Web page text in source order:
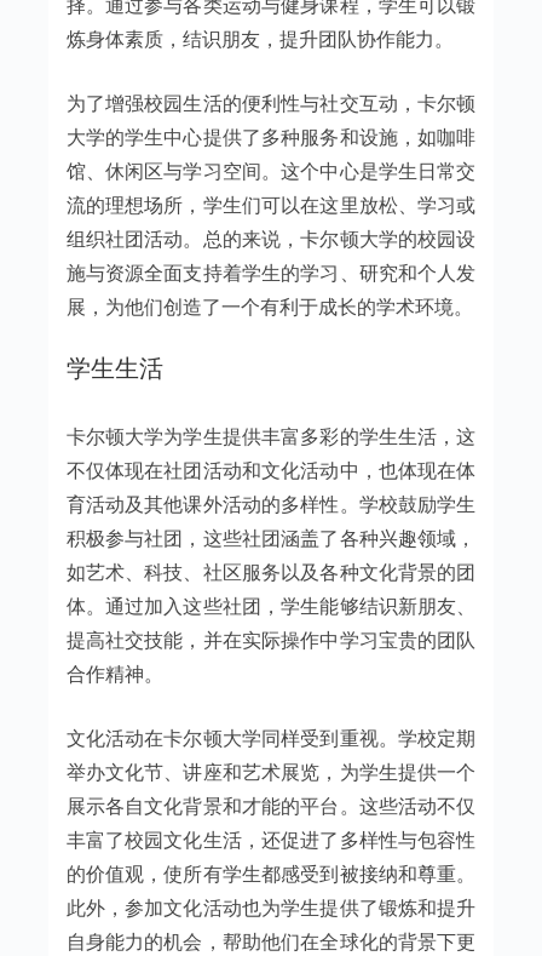
择。通过参与各类运动与健身课程，学生可以锻
炼身体素质，结识朋友，提升团队协作能力。
为了增强校园生活的便利性与社交互动，卡尔顿
大学的学生中心提供了多种服务和设施，如咖啡
馆、休闲区与学习空间。这个中心是学生日常交
流的理想场所，学生们可以在这里放松、学习或
组织社团活动。总的来说，卡尔顿大学的校园设
施与资源全面支持着学生的学习、研究和个人发
展，为他们创造了一个有利于成长的学术环境。
学生生活
卡尔顿大学为学生提供丰富多彩的学生生活，这
不仅体现在社团活动和文化活动中，也体现在体
育活动及其他课外活动的多样性。学校鼓励学生
积极参与社团，这些社团涵盖了各种兴趣领域，
如艺术、科技、社区服务以及各种文化背景的团
体。通过加入这些社团，学生能够结识新朋友、
提高社交技能，并在实际操作中学习宝贵的团队
合作精神。
文化活动在卡尔顿大学同样受到重视。学校定期
举办文化节、讲座和艺术展览，为学生提供一个
展示各自文化背景和才能的平台。这些活动不仅
丰富了校园文化生活，还促进了多样性与包容性
的价值观，使所有学生都感受到被接纳和尊重。
此外，参加文化活动也为学生提供了锻炼和提升
自身能力的机会，帮助他们在全球化的背景下更